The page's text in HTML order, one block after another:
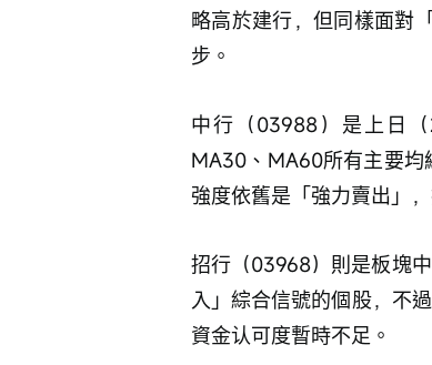
略高於建行，但同樣面對
步。
中行（03988）是上日
MA30、MA60所有主要均
強度依舊是「強力賣出」
招行（03968）則是板塊
入」綜合信號的個股，不
資金认可度暫時不足。